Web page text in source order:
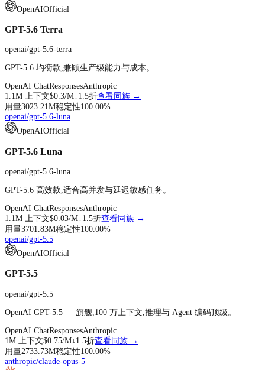
OpenAIOfficial
GPT-5.6 Terra
openai/gpt-5.6-terra
GPT-5.6 均衡款,兼顾生产级能力与成本。
OpenAI ChatResponsesAnthropic
1.1M 上下文$0.3/M↓ 1.5折查看同族 →
用量3023.21M稳定性100.00%
openai/gpt-5.6-luna
OpenAIOfficial
GPT-5.6 Luna
openai/gpt-5.6-luna
GPT-5.6 高效款,适合高并发与延迟敏感任务。
OpenAI ChatResponsesAnthropic
1.1M 上下文$0.03/M↓ 1.5折查看同族 →
用量3701.83M稳定性100.00%
openai/gpt-5.5
OpenAIOfficial
GPT-5.5
openai/gpt-5.5
OpenAI GPT-5.5 — 旗舰,100 万上下文,推理与 Agent 编码顶级。
OpenAI ChatResponsesAnthropic
1M
上下文$0.75/M↓ 1.5折查看同族 →
用量2733.73M稳定性100.00%
anthropic/claude-opus-5